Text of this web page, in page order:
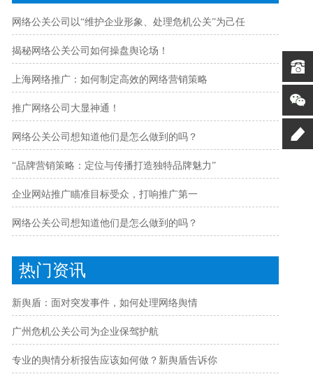
网络公关公司以“维护企业形象、处理危机公关”为己任
揭秘网络公关公司如何操盘舆论场！
上海网络推广：如何制定高效的网络营销策略
推广网络公司大显神通！
网络公关公司想知道他们是怎么做到的吗？
“品牌营销策略：定位与传播打造独特品牌魅力”
企业网站推广瞄准目标受众，打响推广第一
网络公关公司想知道他们是怎么做到的吗？
热门资讯
新舆盾：面对突发事件，如何处理网络舆情
广州危机公关公司为企业保驾护航
专业的舆情分析报告应该如何做？新舆盾告诉你